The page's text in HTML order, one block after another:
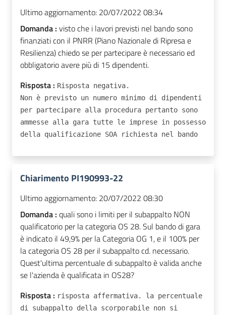
Ultimo aggiornamento: 20/07/2022 08:34
Domanda : visto che i lavori previsti nel bando sono
finanziati con il PNRR (Piano Nazionale di Ripresa e
Resilienza) chiedo se per partecipare è necessario ed
obbligatorio avere più di 15 dipendenti.
Risposta : Risposta negativa.
Non è previsto un numero minimo di dipendenti
per partecipare alla procedura pertanto sono
ammesse alla gara tutte le imprese in possesso
della qualificazione SOA richiesta nel bando
Chiarimento PI190993-22
Ultimo aggiornamento: 20/07/2022 08:30
Domanda : quali sono i limiti per il subappalto NON
qualificatorio per la categoria OS 28. Sul bando di gara
è indicato il 49,9% per la Categoria OG 1, e il 100% per
la categoria OS 28 per il subappalto cd. necessario.
Quest'ultima percentuale di subappalto è valida anche
se l'azienda è qualificata in OS28?
Risposta : risposta affermativa. la percentuale
di subappalto della scorporabile non si